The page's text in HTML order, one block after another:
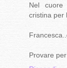
Nel cuore
cristina per
Provare